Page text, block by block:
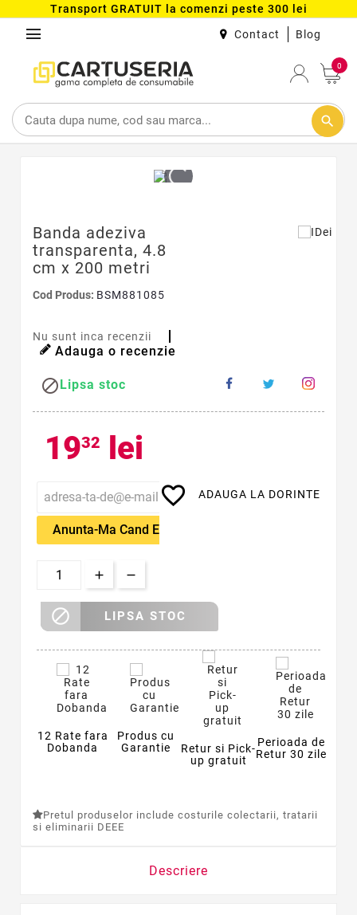
Transport GRATUIT la comenzi peste 300 lei
menu Contact Blog
0
search
Banda adeziva
transparenta, 4.8
cm x 200 metri
Cod Produs: BSM881085
Nu sunt inca recenzii
Adauga o recenzie
Lipsa stoc
1932 lei
Anunta-Ma Cand Este Disponibil
favorite_border ADAUGA LA DORINTE
 LIPSA STOC
12 Rate fara
Dobanda
Produs cu
Garantie
Retur si Pick-
up gratuit
Perioada de
Retur 30 zile
Pretul produselor include costurile colectarii, tratarii
si eliminarii DEEE
Descriere